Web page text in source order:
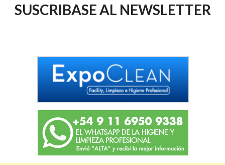
SUSCRIBASE AL NEWSLETTER